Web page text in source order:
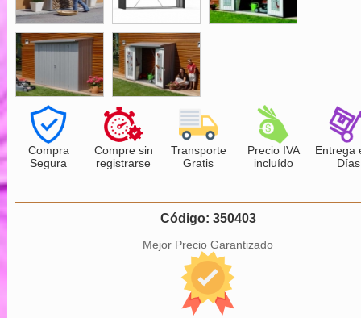
Compra
Segura
Compre sin
registrarse
Transporte
Gratis
Precio IVA
incluído
Entrega
Días
Código: 350403
Mejor Precio Garantizado